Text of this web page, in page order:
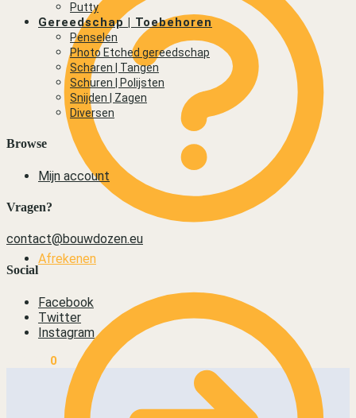
Afrekenen
Putty
Gereedschap | Toebehoren
Penselen
Photo Etched gereedschap
Scharen | Tangen
Schuren | Polijsten
Snijden | Zagen
Diversen
Browse
Mijn account
Vragen?
contact@bouwdozen.eu
Social
Facebook
Twitter
Instagram
0